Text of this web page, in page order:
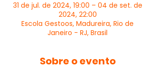
31 de jul. de 2024, 19:00 – 04 de set. de
2024, 22:00
Escola Gestoos, Madureira, Rio de
Janeiro - RJ, Brasil
Sobre o evento